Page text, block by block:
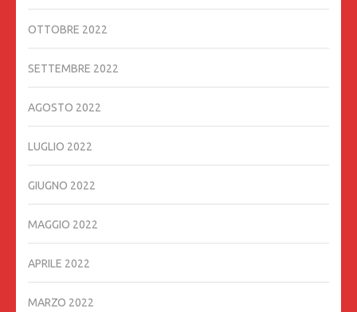
OTTOBRE 2022
SETTEMBRE 2022
AGOSTO 2022
LUGLIO 2022
GIUGNO 2022
MAGGIO 2022
APRILE 2022
MARZO 2022